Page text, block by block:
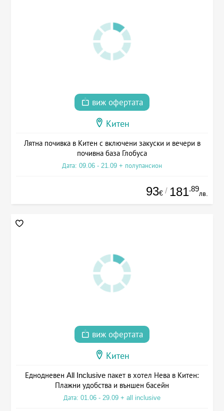
виж офертата
Китен
Лятна почивка в Китен с включени закуски и вечери в
почивна база Глобуса
Дата: 09.06 - 21.09 + полупансион
93€ / 181.89
лв.
виж офертата
Китен
Еднодневен All Inclusive пакет в хотел Нева в Китен:
Плажни удобства и външен басейн
Дата: 01.06 - 29.09 + all inclusive